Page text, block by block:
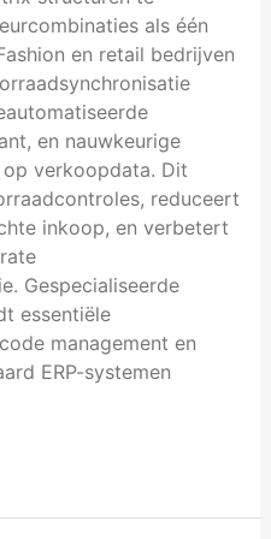
als één
en retail bedrijven
en nauwkeurige
verkoopdata. Dit
reduceert
inkoop, en verbetert
Gespecialiseerde
essentiële
management en
ERP-systemen